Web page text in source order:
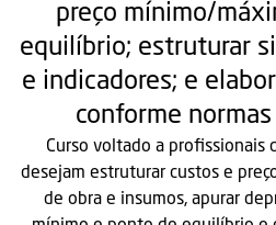
preço mínimo/
equilíbrio; estruturar
e indicadores; e
conforme
Curso voltado a profissionais
desejam estruturar custos e
de obra e insumos, apurar